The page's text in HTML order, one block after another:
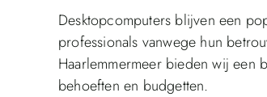
Desktopcomputers blijven een
professionals vanwege hun
Haarlemmermeer bieden wij een
behoeften en budgetten.